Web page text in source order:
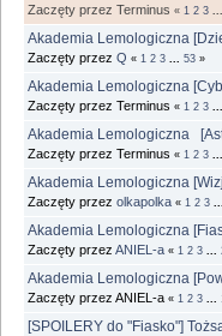
Zaczęty przez Terminus « 1 2 3
Akademia Lemologiczna
Zaczęty przez Q « 1 2 3 53 »
Akademia Lemologiczna
Zaczęty przez Terminus « 1 2 3
Akademia Lemologiczna
Zaczęty przez Terminus « 1 2 3
Akademia Lemologiczna
Zaczęty przez olkapolka « 1 2 3
Akademia Lemologiczna
Zaczęty przez ANIEL-a « 1 2 3
Akademia Lemologiczna
Zaczęty przez ANIEL-a « 1 2 3
[SPOILERY do "Fiasko"]